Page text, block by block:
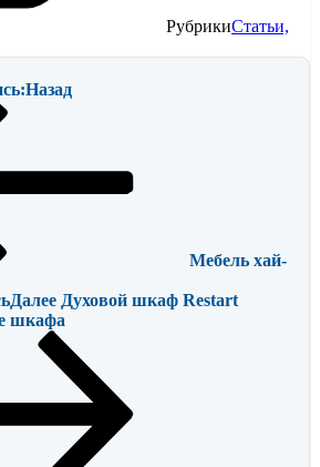
РубрикиСтатьи,
Назад
Мебель хай-
Далее Духовой шкаф Restart
шкафа